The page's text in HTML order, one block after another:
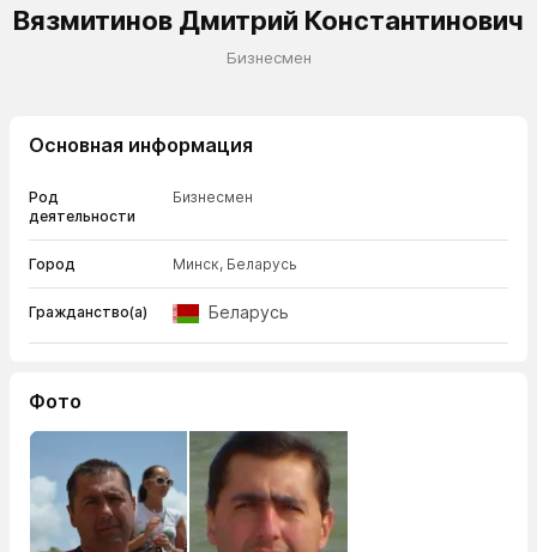
Вязмитинов Дмитрий Константинович
Бизнесмен
Основная информация
Род
деятельности
Бизнесмен
Город Минск, Беларусь
Гражданство(а) Беларусь
Фото